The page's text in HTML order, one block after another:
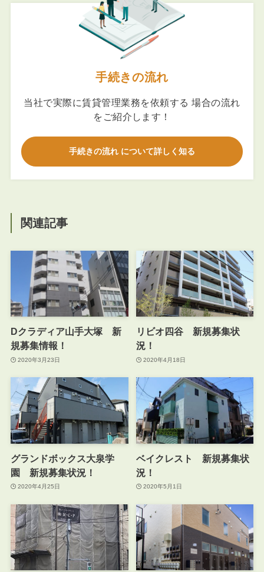
手続きの流れ
当社で実際に賃貸管理業務を依頼する 場合の流れ
をご紹介します！
手続きの流れ について詳しく知る
関連記事
Dクラディア山手大塚 新
規募集情報！
2020年3月23日
リビオ四谷 新規募集状
況！
2020年4月18日
グランドボックス大泉学
園 新規募集状況！
2020年4月25日
ベイクレスト 新規募集状
況！
2020年5月1日